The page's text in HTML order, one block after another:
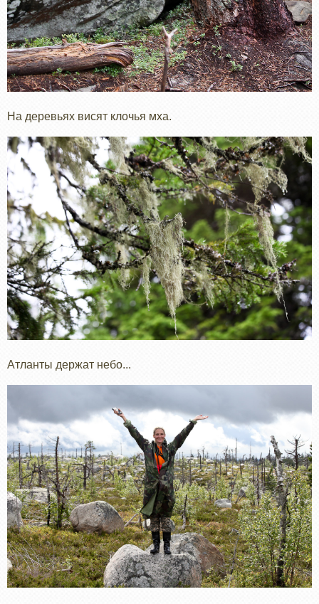
На деревьях висят клочья мха.
Атланты держат небо...